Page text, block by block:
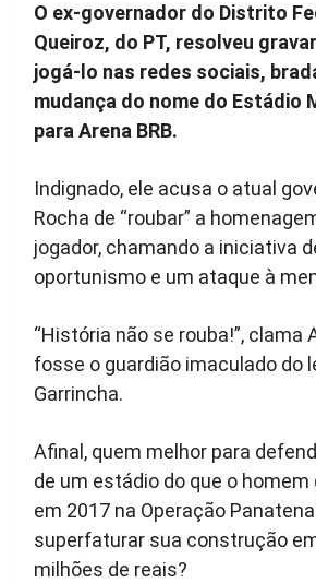
O ex-governador do Distrito
Queiroz, do PT, resolveu
jogá-lo nas redes sociais,
mudança do nome do Estádio
para Arena BRB.
Indignado, ele acusa o atual
Rocha de “roubar” a
jogador, chamando a iniciativa
oportunismo e um ataque à
“História não se rouba!”, clama
fosse o guardião imaculado do
Garrincha.
Afinal, quem melhor para
de um estádio do que o
em 2017 na Operação
superfaturar sua construção
milhões de reais?